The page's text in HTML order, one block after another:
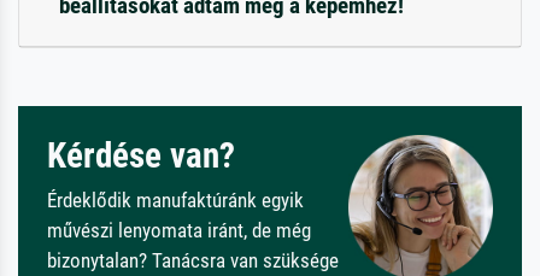
Kérdése van?
Érdeklődik manufaktúránk egyik
művészi lenyomata iránt, de még
bizonytalan? Tanácsra van szüksége